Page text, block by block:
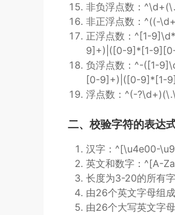
非负浮点数：
非正浮点数：^((-
正浮点数：^[1-
9]+)|([0-9]*[1-
负浮点数：^-([1-
[0-9]+)|([0-9]*[1-
浮点数：^(-
二、校验字符的表达
汉字：^[\u4e00-
英文和数字：^[A-
长度为3-20的所有
由26个英文字母组
由26个大写英文字